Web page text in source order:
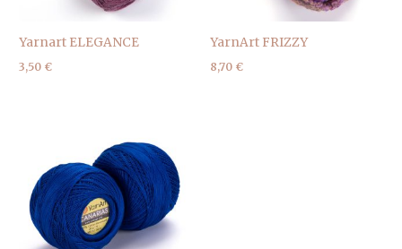
Yarnart ELEGANCE
3,50 €
YarnArt FRIZZY
8,70 €